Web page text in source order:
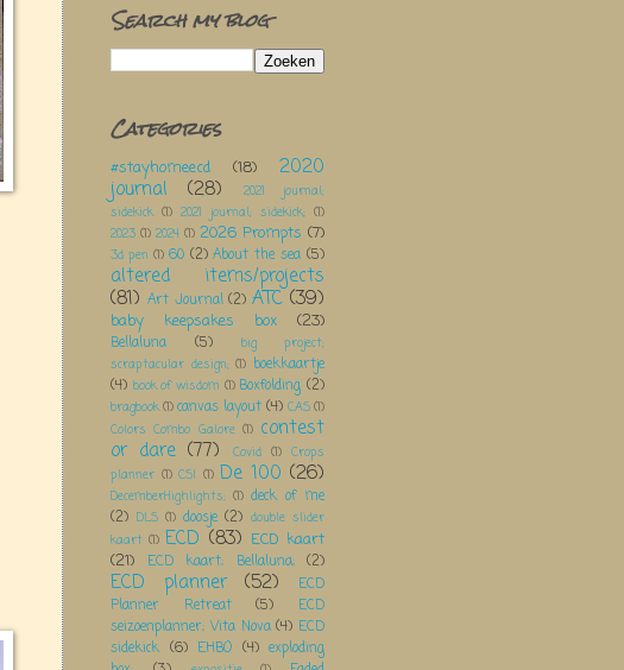
Search my blog
Categories
#stayhomeecd (18) 2020
journal (28)
2021 journal;
sidekick (1) 2021 journal; sidekick; (1)
2023 (1) 2024 (1) 2026 Prompts (7)
3d pen (1) 60 (2) About the sea (5)
altered items/projects
(81) Art Journal (2) ATC (39)
baby keepsakes box (23)
Bellaluna (5)
big project;
scraptacular design; (1) boekkaartje
(4) book of wisdom (1) Boxfolding (2)
bragbook(1)canvas layout (4) CAS(1)
Colors Combo Galore (1) contest
or dare (77) Covid (1) Crops
planner (1) CSI (1) De 100 (26)
DecemberHighlights; (1) deck of me
(2) DLS (1) doosje (2) double slider
kaart (1) ECD (83) ECD kaart
(21)
ECD kaart; Bellaluna; (2)
ECD planner (52)
ECD
Planner Retreat
(5)
ECD
seizoenplanner; Vita Nova (4) ECD
sidekick (6) EHBO (4) exploding